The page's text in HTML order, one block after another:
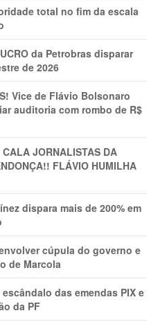
total no fim da escala
da Petrobras disparar
de 2026
Vice de Flávio Bolsonaro
auditoria com rombo de R$
JORNALISTAS DA
FLÁVIO HUMILHA
dispara mais de 200% em
cúpula do governo e
de Marcola
das emendas PIX e
da PF